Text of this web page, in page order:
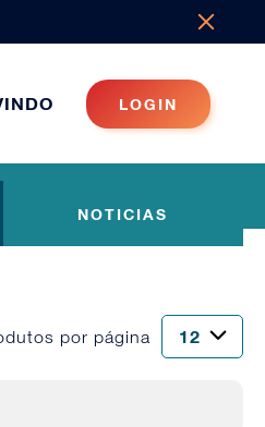
LOGIN
NOTICIAS
por página